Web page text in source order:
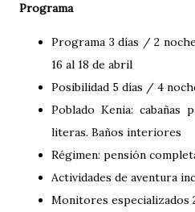
Programa
Programa 3 días / 2
16 al 18 de abril
Posibilidad 5 días / 4
Poblado Kenia: cabañas
literas. Baños interiores
Régimen: pensión
Actividades de aventura
Monitores especializados